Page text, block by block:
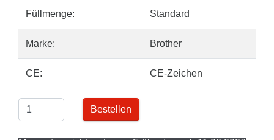
Füllmenge: Standard
Marke: Brother
CE: CE-Zeichen
Bestellen